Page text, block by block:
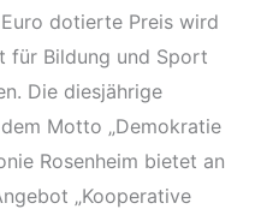
dotierte Preis wird
für Bildung und Sport
Die diesjährige
Motto „Demokratie
Rosenheim bietet an
„Kooperative